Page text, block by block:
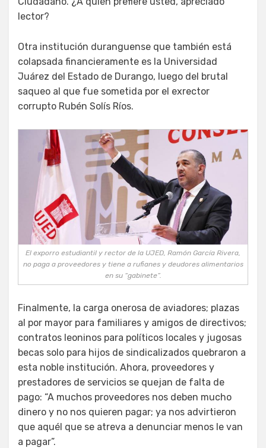
lector?
Otra institución duranguense que también está
colapsada financieramente es la Universidad
Juárez del Estado de Durango, luego del brutal
saqueo al que fue sometida por el exrector
corrupto Rubén Solís Ríos.
El exporro estudiantil y rector de la UJED, Ramón García Rivera,
no paga a proveedores y tiene a rufianes y deudores alimentarios
en su “gabinete”.
Finalmente, la carga onerosa de aviadores; plazas
al por mayor para familiares y amigos de directivos;
contratos leoninos para políticos locales y jugosas
becas solo para hijos de sindicalizados quebraron a
esta noble institución. Ahora, proveedores y
prestadores de servicios se quejan de falta de
pago: “A muchos proveedores nos deben mucho
dinero y no nos quieren pagar; ya nos advirtieron
que aquél que se atreva a denunciar menos le van
a pagar”.